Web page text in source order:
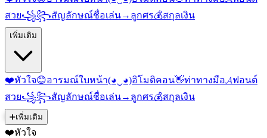
สวย꧁꧂สัญลักษณ์ชื่อเล่น→ ลูกศร💰สกุลเงิน
เพิ่มเติม
❤️หัวใจ😊อารมณ์ใบหน้า(◕‿◕)อิโมติคอน👋ท่าทางมือ𝓐ฟอนต์
สวย꧁꧂สัญลักษณ์ชื่อเล่น→ ลูกศร💰สกุลเงิน
➕เพิ่มเติม
❤️หัวใจ